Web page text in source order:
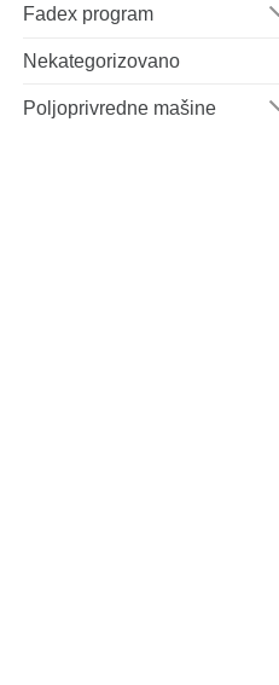
Fadex program
Nekategorizovano
Poljoprivredne mašine